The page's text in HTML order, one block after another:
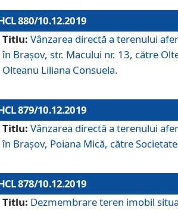
880/10.12.2019
Titlu: Vânzarea directă a terenului
în Brașov, str. Macului nr. 13, către
Olteanu Liliana Consuela.
879/10.12.2019
Titlu: Vânzarea directă a terenului
în Brașov, Poiana Mică, către
878/10.12.2019
Titlu: Dezmembrare teren imobil